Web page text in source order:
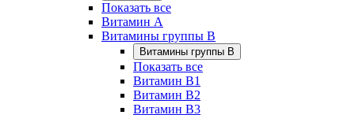
Показать все
Витамин A
Витамины группы B
Витамины группы B
Показать все
Витамин B1
Витамин B2
Витамин B3